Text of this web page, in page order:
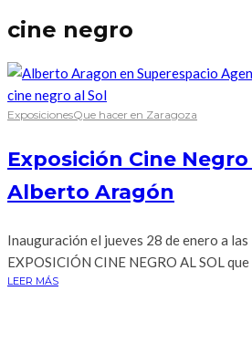
cine negro
ExposicionesQue hacer en Zaragoza
Exposición Cine
Alberto Aragón
Inauguración el jueves 28 de enero a las
EXPOSICIÓN CINE NEGRO AL SOL
LEER MÁS